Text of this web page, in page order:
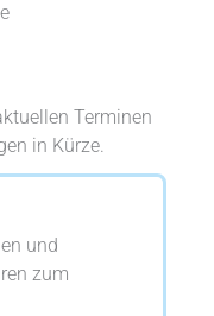
Terminen
in Kürze.
und
zum